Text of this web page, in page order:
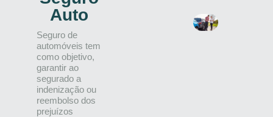
Auto
Seguro de
automóveis tem
como objetivo,
garantir ao
segurado a
indenização ou
reembolso dos
prejuízos